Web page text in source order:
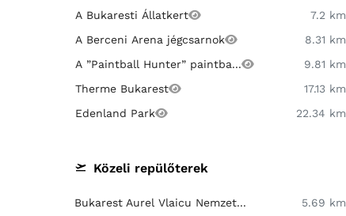
A Bukaresti Állatkert
7.2 km
A Berceni Arena jégcsarnok
8.31 km
A ”Paintball Hunter” paintba...
9.81 km
Therme Bukarest
17.13 km
Edenland Park
22.34 km
Közeli repülőterek
Bukarest Aurel Vlaicu Nemzet...
5.69 km